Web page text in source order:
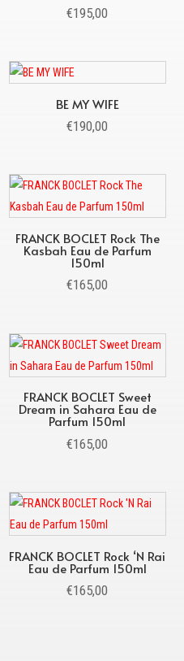
€195,00
BE MY WIFE
€190,00
FRANCK BOCLET Rock The
Kasbah Eau de Parfum
150ml
€165,00
FRANCK BOCLET Sweet
Dream in Sahara Eau de
Parfum 150ml
€165,00
FRANCK BOCLET Rock ‘N Rai
Eau de Parfum 150ml
€165,00